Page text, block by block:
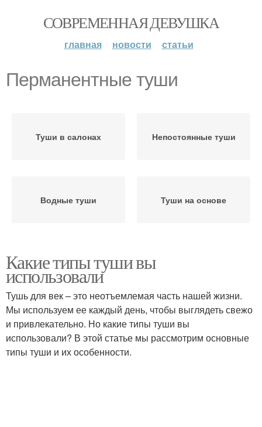
СОВРЕМЕННАЯ ДЕВУШКА
главная новости статьи
Перманентные туши
Туши в салонах Непостоянные туши
Водные туши Туши на основе
Какие типы туши вы
использовали
Тушь для век – это неотъемлемая часть нашей жизни.
Мы используем ее каждый день, чтобы выглядеть свежо
и привлекательно. Но какие типы туши вы
использовали? В этой статье мы рассмотрим основные
типы туши и их особенности.